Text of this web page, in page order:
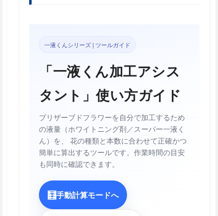
一液くんシリーズ | ツールガイド
「一液くん加工アシス
タント」使い方ガイド
プリザーブドフラワーを自分で加工するため
の液量（ホワイトニング剤／スーパー一液く
ん）を、 花の種類と本数に合わせて正確かつ
簡単に算出するツールです。作業時間の目安
も同時に確認できます。
🧮手動計算モードへ